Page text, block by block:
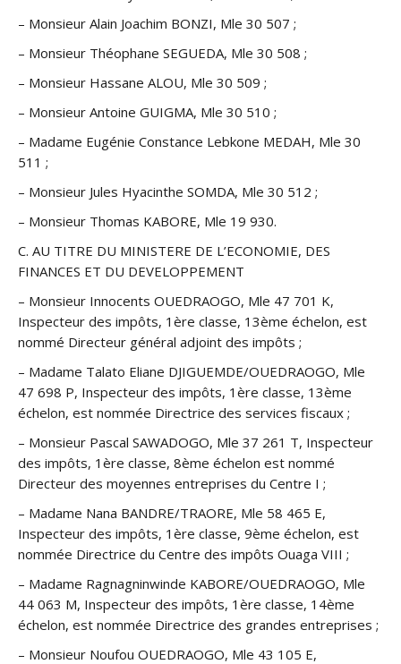
– Monsieur Alain Joachim BONZI, Mle 30 507 ;
– Monsieur Théophane SEGUEDA, Mle 30 508 ;
– Monsieur Hassane ALOU, Mle 30 509 ;
– Monsieur Antoine GUIGMA, Mle 30 510 ;
– Madame Eugénie Constance Lebkone MEDAH, Mle 30
511 ;
– Monsieur Jules Hyacinthe SOMDA, Mle 30 512 ;
– Monsieur Thomas KABORE, Mle 19 930.
C. AU TITRE DU MINISTERE DE L’ECONOMIE, DES
FINANCES ET DU DEVELOPPEMENT
– Monsieur Innocents OUEDRAOGO, Mle 47 701 K,
Inspecteur des impôts, 1ère classe, 13ème échelon, est
nommé Directeur général adjoint des impôts ;
– Madame Talato Eliane DJIGUEMDE/OUEDRAOGO, Mle
47 698 P, Inspecteur des impôts, 1ère classe, 13ème
échelon, est nommée Directrice des services fiscaux ;
– Monsieur Pascal SAWADOGO, Mle 37 261 T, Inspecteur
des impôts, 1ère classe, 8ème échelon est nommé
Directeur des moyennes entreprises du Centre I ;
– Madame Nana BANDRE/TRAORE, Mle 58 465 E,
Inspecteur des impôts, 1ère classe, 9ème échelon, est
nommée Directrice du Centre des impôts Ouaga VIII ;
– Madame Ragnagninwinde KABORE/OUEDRAOGO, Mle
44 063 M, Inspecteur des impôts, 1ère classe, 14ème
échelon, est nommée Directrice des grandes entreprises ;
– Monsieur Noufou OUEDRAOGO, Mle 43 105 E,